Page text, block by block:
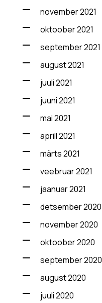
november 2021
oktoober 2021
september 2021
august 2021
juuli 2021
juuni 2021
mai 2021
aprill 2021
märts 2021
veebruar 2021
jaanuar 2021
detsember 2020
november 2020
oktoober 2020
september 2020
august 2020
juuli 2020